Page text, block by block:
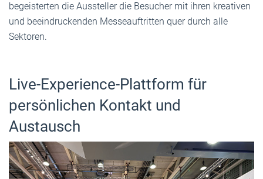
begeisterten die Aussteller die Besucher mit ihren kreativen
und beeindruckenden Messeauftritten quer durch alle
Sektoren.
Live-Experience-Plattform für
persönlichen Kontakt und
Austausch